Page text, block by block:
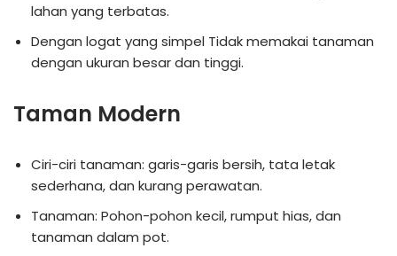
lahan yang terbatas.
Dengan logat yang simpel Tidak memakai tanaman
dengan ukuran besar dan tinggi.
Taman Modern
Ciri-ciri tanaman: garis-garis bersih, tata letak
sederhana, dan kurang perawatan.
Tanaman: Pohon-pohon kecil, rumput hias, dan
tanaman dalam pot.